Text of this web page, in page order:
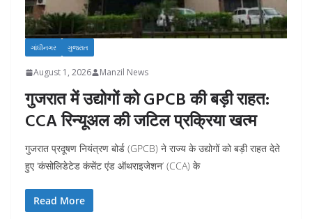
ગાંધીનગર ગુજરાત
August 1, 2026 Manzil News
गुजरात में उद्योगों को GPCB की बड़ी राहत:
CCA रिन्यूअल की जटिल प्रक्रिया खत्म
गुजरात प्रदूषण नियंत्रण बोर्ड (GPCB) ने राज्य के उद्योगों को बड़ी राहत देते
हुए ‘कंसोलिडेटेड कंसेंट एंड ऑथराइजेशन’ (CCA) के
Read More